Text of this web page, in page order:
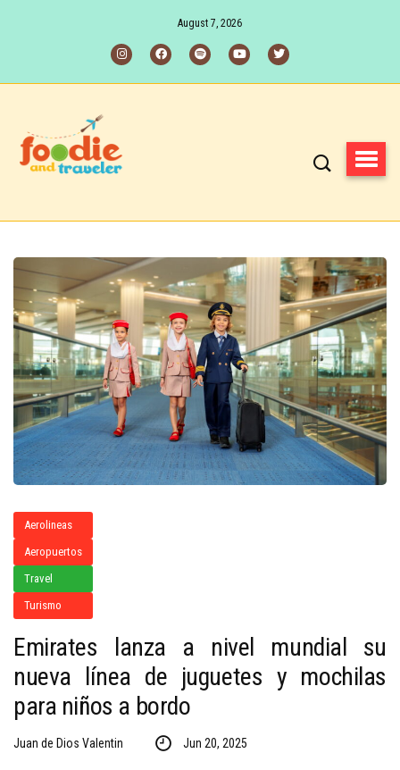
August 7, 2026
Aerolineas
Aeropuertos
Travel
Turismo
Emirates lanza a nivel mundial su
nueva línea de juguetes y mochilas
para niños a bordo
Juan de Dios Valentin Jun 20, 2025